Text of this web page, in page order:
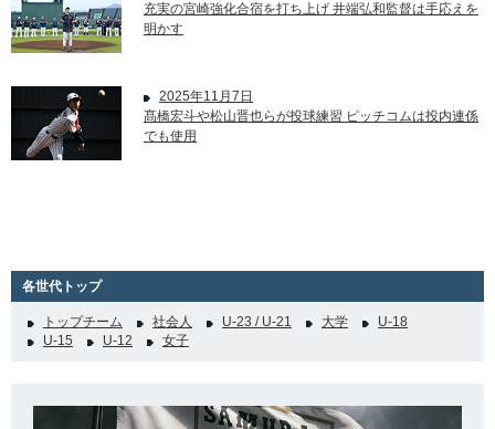
充実の宮崎強化合宿を打ち上げ 井端弘和監督は手応えを
明かす
2025年11月7日
髙橋宏斗や松山晋也らが投球練習 ピッチコムは投内連係
でも使用
各世代トップ
トップチーム 社会人 U-23 / U-21 大学
U-18
U-15
U-12 女子